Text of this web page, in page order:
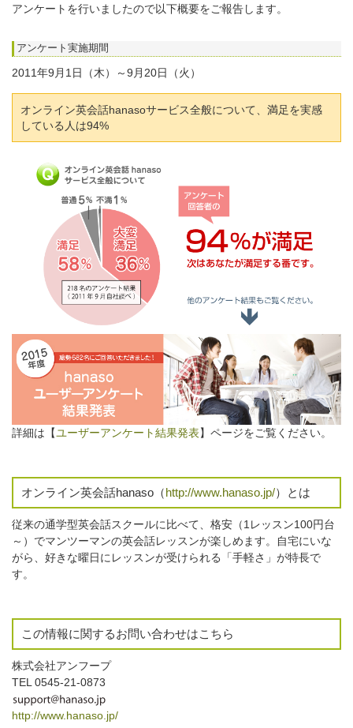
アンケートを行いましたので以下概要をご報告します。
アンケート実施期間
2011年9月1日（木）～9月20日（火）
オンライン英会話hanasoサービス全般について、満足を実感
している人は94%
詳細は【ユーザーアンケート結果発表】ページをご覧ください。
オンライン英会話hanaso（http://www.hanaso.jp/）とは
従来の通学型英会話スクールに比べて、格安（1レッスン100円台
～）でマンツーマンの英会話レッスンが楽しめます。自宅にいな
がら、好きな曜日にレッスンが受けられる「手軽さ」が特長で
す。
この情報に関するお問い合わせはこちら
株式会社アンフープ
TEL 0545-21-0873
http://www.hanaso.jp/